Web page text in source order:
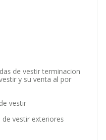
de vestir terminacion
y su venta al por
vestir
vestir exteriores